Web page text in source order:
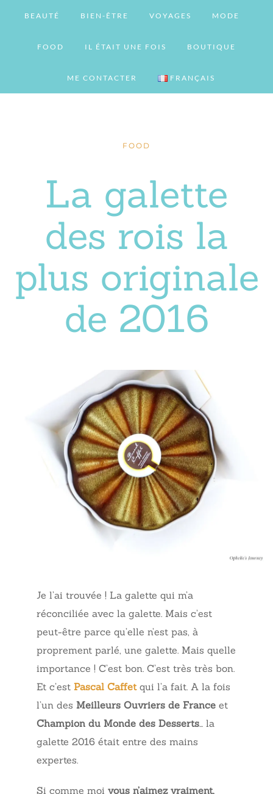
BEAUTÉ BIEN-ÊTRE VOYAGES MODE
FOOD IL ÉTAIT UNE FOIS BOUTIQUE
ME CONTACTER FRANÇAIS
FOOD
La galette
des rois la
plus originale
de 2016
Je l’ai trouvée ! La galette qui m’a
réconciliée avec la galette. Mais c’est
peut-être parce qu’elle n’est pas, à
proprement parlé, une galette. Mais quelle
importance ! C’est bon. C’est très très bon.
Et c’est Pascal Caffet qui l’a fait. A la fois
l’un des Meilleurs Ouvriers de France et
Champion du Monde des Desserts… la
galette 2016 était entre des mains
expertes.
Si comme moi vous n’aimez vraiment,